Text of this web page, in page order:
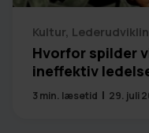
Kultur,
Hvorfor spilder
ineffektiv
3min. læsetid 29. juli